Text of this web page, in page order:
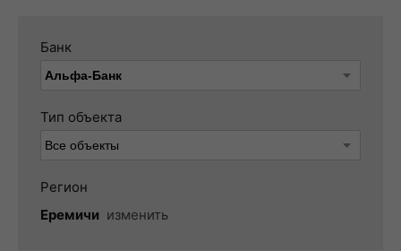
Банк
Тип объекта
Регион
Еремичи изменить